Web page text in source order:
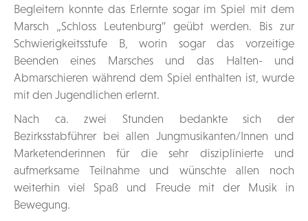
Begleitern konnte das Erlernte sogar im Spiel mit dem
Marsch „Schloss Leutenburg“ geübt werden. Bis zur
Schwierigkeitsstufe B, worin sogar das vorzeitige
Beenden eines Marsches und das Halten- und
Abmarschieren während dem Spiel enthalten ist, wurde
mit den Jugendlichen erlernt.
Nach ca. zwei Stunden bedankte sich der
Bezirksstabführer bei allen Jungmusikanten/Innen und
Marketenderinnen für die sehr disziplinierte und
aufmerksame Teilnahme und wünschte allen noch
weiterhin viel Spaß und Freude mit der Musik in
Bewegung.